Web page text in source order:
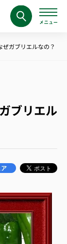
ガブリエルなの？
ブリエル